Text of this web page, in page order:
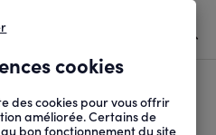
cookies
des cookies pour vous offrir
améliorée. Certains de
bon fonctionnement du site